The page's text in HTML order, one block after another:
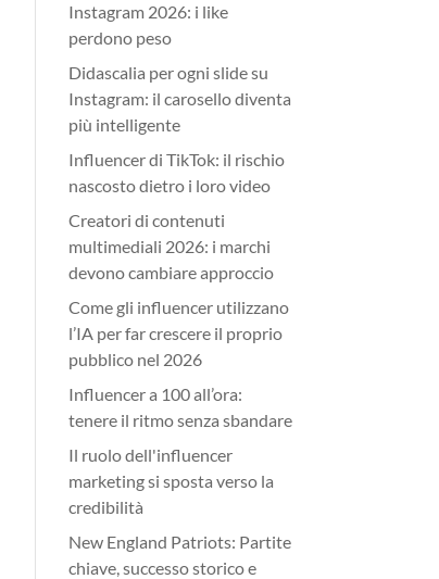
Instagram 2026: i like
perdono peso
Didascalia per ogni slide su
Instagram: il carosello diventa
più intelligente
Influencer di TikTok: il rischio
nascosto dietro i loro video
Creatori di contenuti
multimediali 2026: i marchi
devono cambiare approccio
Come gli influencer utilizzano
l’IA per far crescere il proprio
pubblico nel 2026
Influencer a 100 all’ora:
tenere il ritmo senza sbandare
Il ruolo dell'influencer
marketing si sposta verso la
credibilità
New England Patriots: Partite
chiave, successo storico e